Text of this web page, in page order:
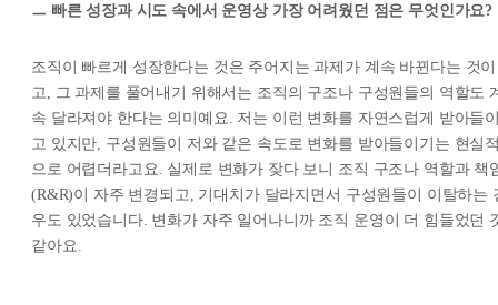
ㅡ 빠른 성장과 시도 속에서 운영상 가장 어려웠던 점은 무엇인가요?
조직이 빠르게 성장한다는 것은 주어지는 과제가 계속 바뀐다는 것이
고, 그 과제를 풀어내기 위해서는 조직의 구조나 구성원들의 역할도
속 달라져야 한다는 의미예요. 저는 이런 변화를 자연스럽게 받아들
고 있지만, 구성원들이 저와 같은 속도로 변화를 받아들이기는 현실
으로 어렵더라고요. 실제로 변화가 잦다 보니 조직 구조나 역할과 책
(R&R)이 자주 변경되고, 기대치가 달라지면서 구성원들이 이탈하는
우도 있었습니다. 변화가 자주 일어나니까 조직 운영이 더 힘들었던
같아요.